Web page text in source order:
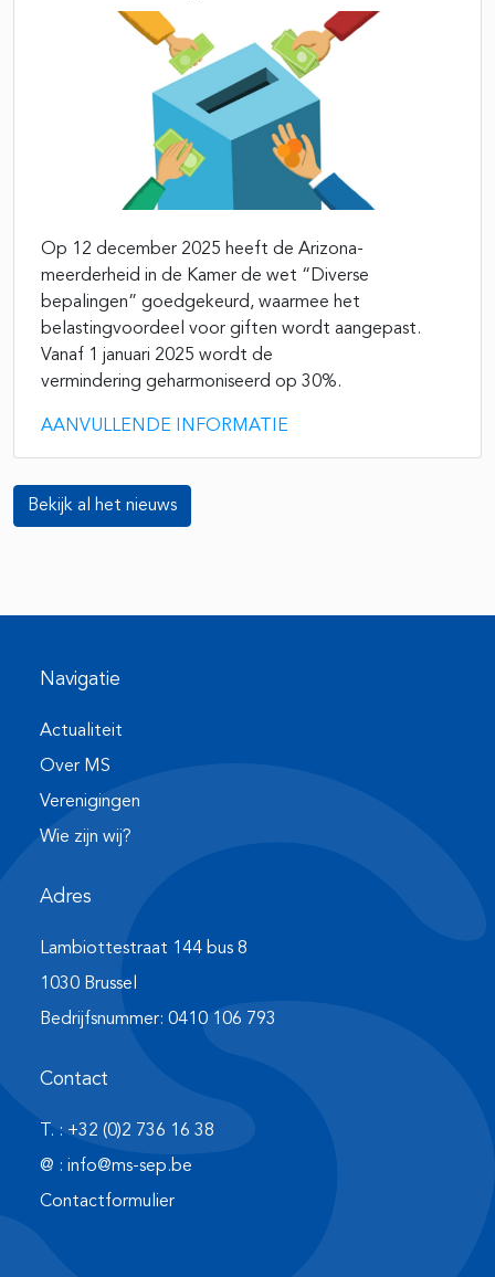
Op 12 december 2025 heeft de Arizona-
meerderheid in de Kamer de wet “Diverse
bepalingen” goedgekeurd, waarmee het
belastingvoordeel voor giften wordt aangepast.
Vanaf 1 januari 2025 wordt de
vermindering geharmoniseerd op 30%.
AANVULLENDE INFORMATIE
Bekijk al het nieuws
Navigatie
Actualiteit
Over MS
Verenigingen
Wie zijn wij?
Adres
Lambiottestraat 144 bus 8
1030 Brussel
Bedrijfsnummer: 0410 106 793
Contact
T. : +32 (0)2 736 16 38
@ : info@ms-sep.be
Contactformulier